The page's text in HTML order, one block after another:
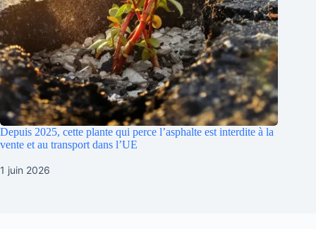
Depuis 2025, cette plante qui perce l’asphalte est interdite à la
vente et au transport dans l’UE
1 juin 2026